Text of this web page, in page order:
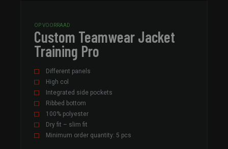
OP VOORRAAD
Custom Teamwear Jacket
Training Pro
Different panels
High col
Integrated side pockets
Ribbed bottom
100% polyester
Dry fit – slim fit
Minimum order quantity: 5 pcs